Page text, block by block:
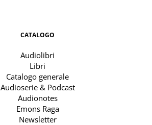
CATALOGO
Audiolibri
Libri
Catalogo generale
Audioserie & Podcast
Audionotes
Emons Raga
Newsletter